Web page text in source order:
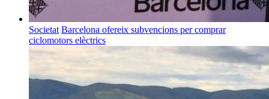
Societat Barcelona ofereix subvencions per comprar
ciclomotors elèctrics